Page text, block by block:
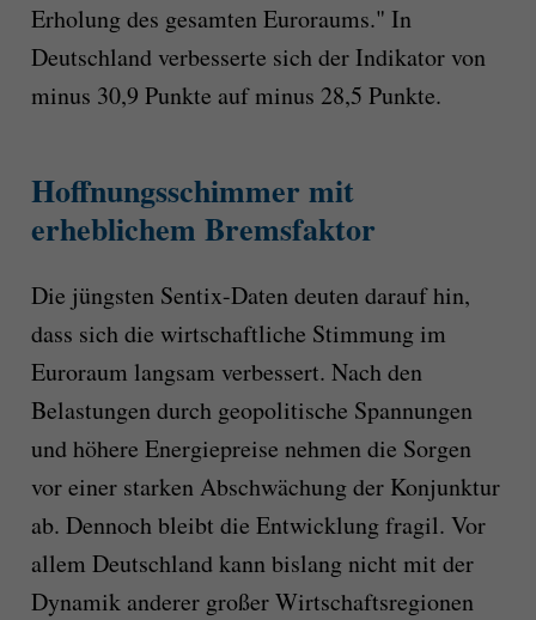
Erholung des gesamten Euroraums." In
Deutschland verbesserte sich der Indikator von
minus 30,9 Punkte auf minus 28,5 Punkte.
Hoffnungsschimmer mit
erheblichem Bremsfaktor
Die jüngsten Sentix-Daten deuten darauf hin,
dass sich die wirtschaftliche Stimmung im
Euroraum langsam verbessert. Nach den
Belastungen durch geopolitische Spannungen
und höhere Energiepreise nehmen die Sorgen
vor einer starken Abschwächung der Konjunktur
ab. Dennoch bleibt die Entwicklung fragil. Vor
allem Deutschland kann bislang nicht mit der
Dynamik anderer großer Wirtschaftsregionen